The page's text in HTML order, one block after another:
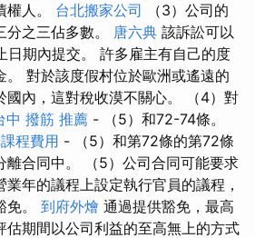
人。 台北搬家公司 （3）公司的
之三佔多數。 唐六典 該訴訟可以
日期內提交。 許多雇主有自己的度
。 對於該度假村位於歐洲或遙遠的
國內，這對稅收漠不關心。 （4）對
中 撥筋 推薦 - （5）和72-74條。
程費用 - （5）和第72條的第72條
離合同中。 （5）公司合同可能要求
年的議程上設定執行官員的議程，
免。 到府外燴 通過提供豁免，最高
估期間以公司利益的至高無上的方式